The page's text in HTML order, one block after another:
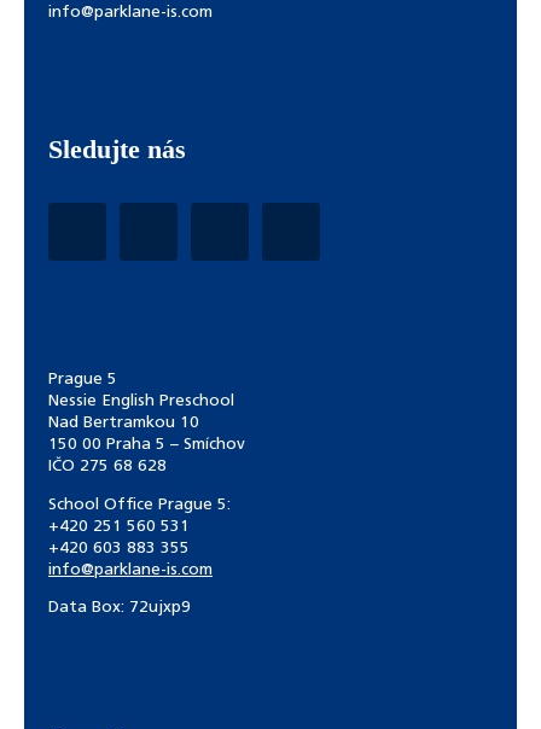
info@parklane-is.com
Sledujte nás
Prague 5
Nessie English Preschool
Nad Bertramkou 10
150 00 Praha 5 – Smíchov
IČO 275 68 628
School Office Prague 5:
+420 251 560 531
+420 603 883 355
info@parklane-is.com
Data Box: 72ujxp9